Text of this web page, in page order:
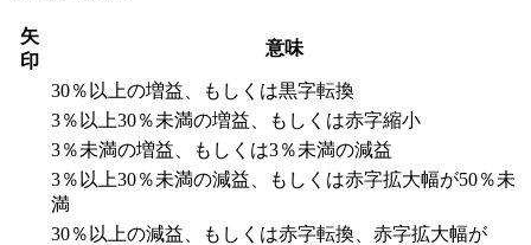
矢
印
意味
30％以上の増益、もしくは黒字転換
3％以上30％未満の増益、もしくは赤字縮小
3％未満の増益、もしくは3％未満の減益
3％以上30％未満の減益、もしくは赤字拡大幅が50％未
満
30％以上の減益、もしくは赤字転換、赤字拡大幅が